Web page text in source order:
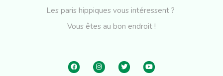
Les paris hippiques vous intéressent ?
Vous êtes au bon endroit !